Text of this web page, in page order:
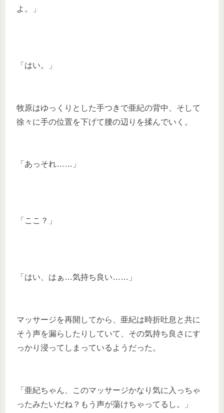
よ。」
「はい。」
牧原はゆっくりとした手つきで亜紀の背中、そして
徐々に手の位置を下げて腰の辺りを揉んでいく。
「あっそれ……」
「ここ？」
「はい、はぁ…気持ち良い……」
マッサージを再開してから、亜紀は時折吐息と共に
そう声を漏らしたりしていて、その気持ち良さにす
っかり浸ってしまっているようだった。
「亜紀ちゃん、このマッサージかなり気に入っちゃ
ったみたいだね？もう声が蕩けちゃってるし。」